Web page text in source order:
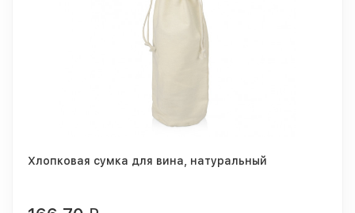
Хлопковая сумка для вина, натуральный